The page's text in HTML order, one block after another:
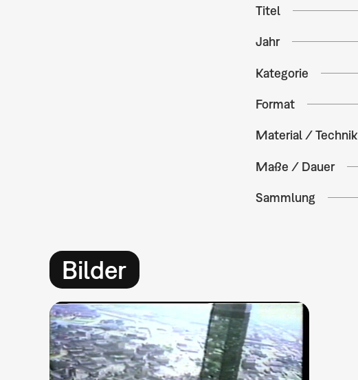
Titel
Jahr
Kategorie
Format
Material / Technik
Maße / Dauer
Sammlung
Bilder